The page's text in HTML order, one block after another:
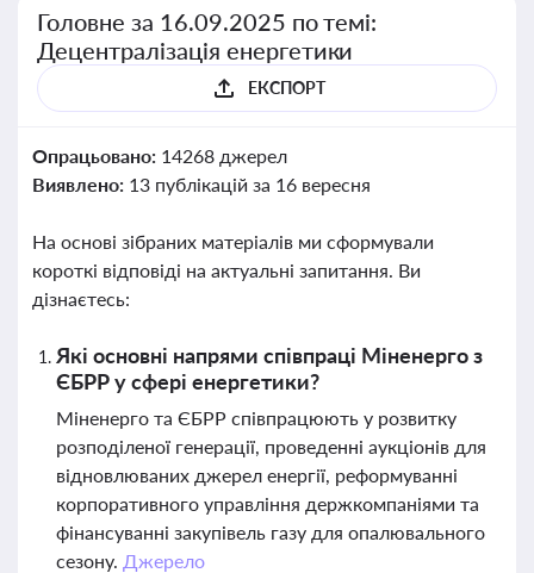
Головне за 16.09.2025 по темі:
Децентралізація енергетики
ЕКСПОРТ
Опрацьовано: 14268 джерел
Виявлено: 13 публікацій за 16 вересня
На основі зібраних матеріалів ми сформували
короткі відповіді на актуальні запитання. Ви
дізнаєтесь:
Які основні напрями співпраці Міненерго з
ЄБРР у сфері енергетики?
Міненерго та ЄБРР співпрацюють у розвитку
розподіленої генерації, проведенні аукціонів для
відновлюваних джерел енергії, реформуванні
корпоративного управління держкомпаніями та
фінансуванні закупівель газу для опалювального
сезону. Джерело